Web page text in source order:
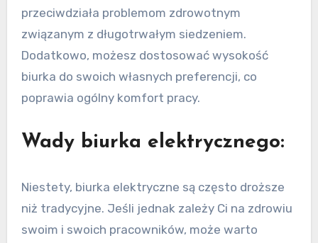
przeciwdziała problemom zdrowotnym
związanym z długotrwałym siedzeniem.
Dodatkowo, możesz dostosować wysokość
biurka do swoich własnych preferencji, co
poprawia ogólny komfort pracy.
Wady biurka elektrycznego:
Niestety, biurka elektryczne są często droższe
niż tradycyjne. Jeśli jednak zależy Ci na zdrowiu
swoim i swoich pracowników, może warto